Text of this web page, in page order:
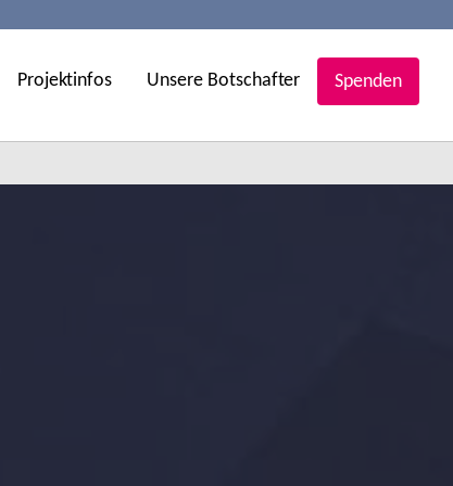
Projektinfos Unsere Botschafter Spenden